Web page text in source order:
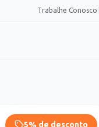
Trabalhe Conosco
5% de desconto